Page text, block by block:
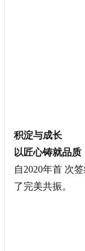
积淀与成长
以匠心铸就品
自2020年首 次
了完美共振。